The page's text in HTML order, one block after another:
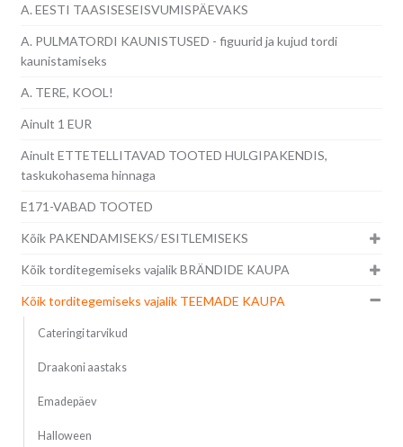
A. EESTI TAASISESEISVUMISPÄEVAKS
A. PULMATORDI KAUNISTUSED - figuurid ja kujud tordi
kaunistamiseks
A. TERE, KOOL!
Ainult 1 EUR
Ainult ETTETELLITAVAD TOOTED HULGIPAKENDIS,
taskukohasema hinnaga
E171-VABAD TOOTED
Kõik PAKENDAMISEKS/ ESITLEMISEKS
Kõik torditegemiseks vajalik BRÄNDIDE KAUPA
Kõik torditegemiseks vajalik TEEMADE KAUPA
Cateringi tarvikud
Draakoni aastaks
Emadepäev
Halloween